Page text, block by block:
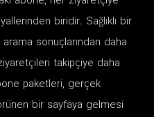
biridir. Sağlıklı bir
sonuçlarından daha
takipçiye daha
paketleri, gerçek
bir sayfaya gelmesi